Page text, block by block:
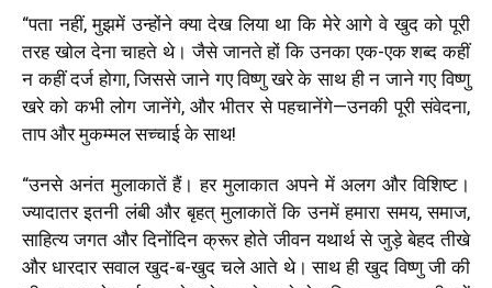
“पता नहीं, मुझमें उन्होंने क्या देख लिया था कि मेरे आगे वे खुद को पूरी
तरह खोल देना चाहते थे। जैसे जानते हों कि उनका एक-एक शब्द कहीं
न कहीं दर्ज होगा, जिससे जाने गए विष्णु खरे के साथ ही न जाने गए विष्णु
खरे को कभी लोग जानेंगे, और भीतर से पहचानेंगे—उनकी पूरी संवेदना,
ताप और मुकम्मल सच्चाई के साथ!
“उनसे अनंत मुलाकातें हैं। हर मुलाकात अपने में अलग और विशिष्ट।
ज्यादातर इतनी लंबी और बृहत् मुलाकातें कि उनमें हमारा समय, समाज,
साहित्य जगत और दिनोंदिन क्रूर होते जीवन यथार्थ से जुड़े बेहद तीखे
और धारदार सवाल खुद-ब-खुद चले आते थे। साथ ही खुद विष्णु जी की